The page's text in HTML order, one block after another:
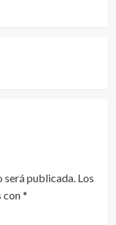
será publicada. Los
con*